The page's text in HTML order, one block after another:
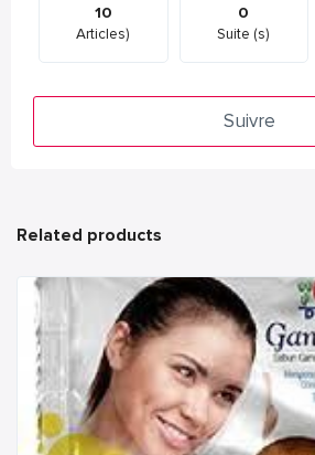
10
Articles)
0
Suite (s)
Suivre
Related products